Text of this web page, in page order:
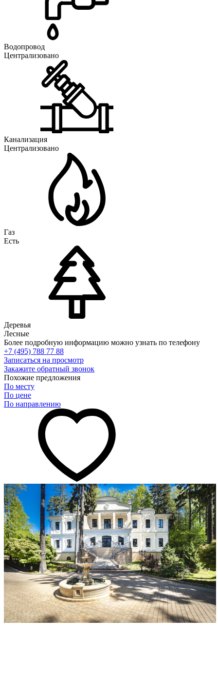
Водопровод
Централизовано
Канализация
Централизовано
Газ
Есть
Деревья
Лесные
Более подробную информацию можно узнать по телефону
+7 (495) 788 77 88
Записаться на просмотр
Закажите обратный звонок
Похожие предложения
По месту
По цене
По направлению